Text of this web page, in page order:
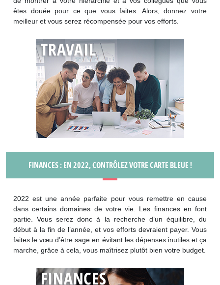
êtes douée pour ce que vous faites. Alors, donnez votre
meilleur et vous serez récompensée pour vos efforts.
FINANCES : EN 2022, CONTRÔLEZ VOTRE CARTE BLEUE !
2022 est une année parfaite pour vous remettre en cause
dans certains domaines de votre vie. Les finances en font
partie. Vous serez donc à la recherche d’un équilibre, du
début à la fin de l’année, et vos efforts devraient payer. Vous
faites le vœu d’être sage en évitant les dépenses inutiles et ça
marche, grâce à cela, vous maîtrisez plutôt bien votre budget.